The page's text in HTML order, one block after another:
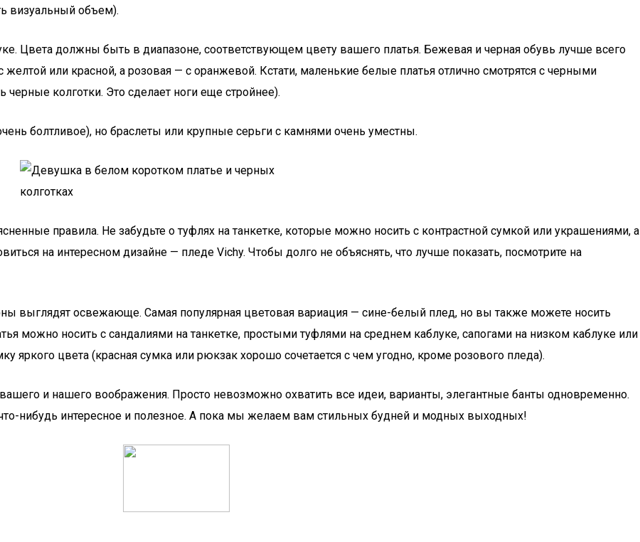
визуальный объем).
Цвета должны быть в диапазоне, соответствующем цвету вашего платья. Бежевая и черная обувь лучше всего
желтой или красной, а розовая — с оранжевой. Кстати, маленькие белые платья отлично смотрятся с черными
колготки. Это сделает ноги еще стройнее).
болтливое), но браслеты или крупные серьги с камнями очень уместны.
правила. Не забудьте о туфлях на танкетке, которые можно носить с контрастной сумкой или украшениями, а
на интересном дизайне — пледе Vichy. Чтобы долго не объяснять, что лучше показать, посмотрите на
выглядят освежающе. Самая популярная цветовая вариация — сине-белый плед, но вы также можете носить
можно носить с сандалиями на танкетке, простыми туфлями на среднем каблуке, сапогами на низком каблуке или
яркого цвета (красная сумка или рюкзак хорошо сочетается с чем угодно, кроме розового пледа).
и нашего воображения. Просто невозможно охватить все идеи, варианты, элегантные банты одновременно.
нибудь интересное и полезное. А пока мы желаем вам стильных будней и модных выходных!